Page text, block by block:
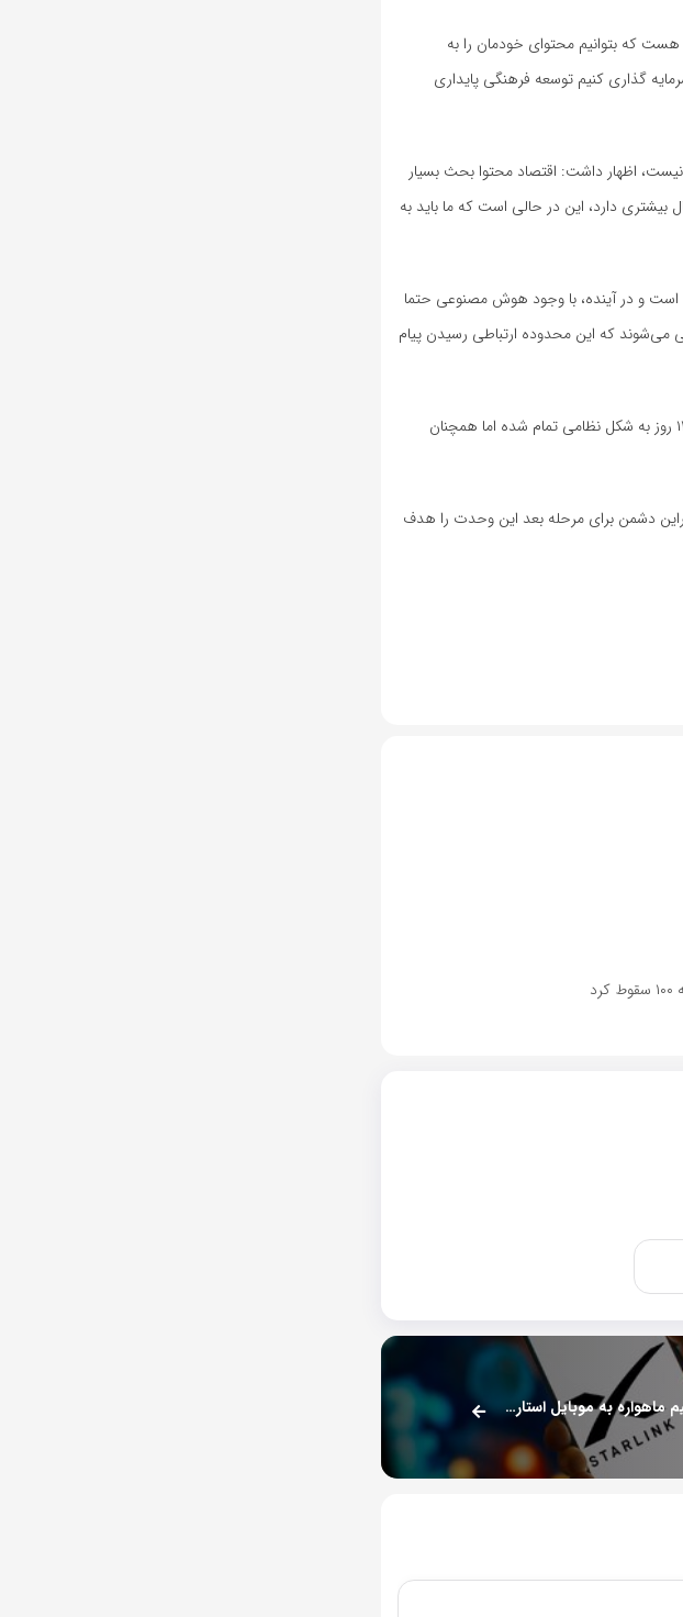
این البته فرصتی برای ما هم هست که بتوانیم محتوای خودمان را به
گذاری کنیم توسعه فرهنگی پایداری
اظهار داشت: اقتصاد محتوا بحث بسیار
بیشتری دارد، این در حالی است که ما باید به
و در آینده، با وجود هوش مصنوعی حتما
می‌شوند که این محدوده ارتباطی رسیدن پیام
دبیر شورای عالی فضای مجازی در بخش پایانی سخنان خود با اشاره به توقف درگیری‌های نظامی، تاکید کرد: جنگ تحمیلی ۱۲ روز به شکل نظامی تمام شده اما همچنان
دشمن برای مرحله بعد این وحدت را هدف
سرویس اتصال مستقیم ماهواره به موبایل استارلینک فعال شد